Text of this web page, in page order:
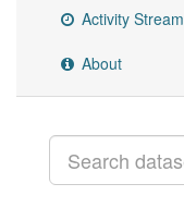
Activity Stream
About